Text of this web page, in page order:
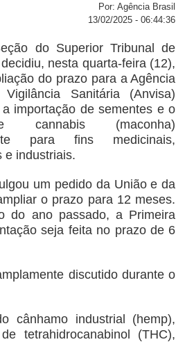
Por: Agência Brasil
13/02/2025 - 06:44:36
do Superior Tribunal de
nesta quarta-feira (12),
do prazo para a Agência
Sanitária (Anvisa)
importação de sementes e o
cannabis (maconha)
para fins medicinais,
e industriais.
um pedido da União e da
o prazo para 12 meses.
do ano passado, a Primeira
seja feita no prazo de 6
discutido durante o
cânhamo industrial (hemp),
tetrahidrocanabinol (THC),